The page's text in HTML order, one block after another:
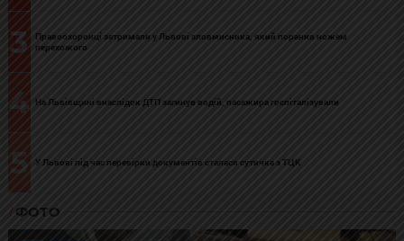
3
Правоохоронці затримали у Львові зловмисника, який поранив ножем
перехожого
4 На Львівщині внаслідок ДТП загинув водій, пасажира госпіталізували
5 У Львові під час перевірки документів сталася сутичка з ТЦК
ФОТО